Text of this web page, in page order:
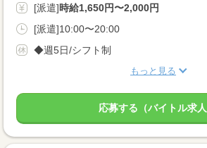
[派遣]時給1,650円〜2,000円
[派遣]10:00〜20:00
◆週5日/シフト制
もっと見る
応募する（バイトル求人